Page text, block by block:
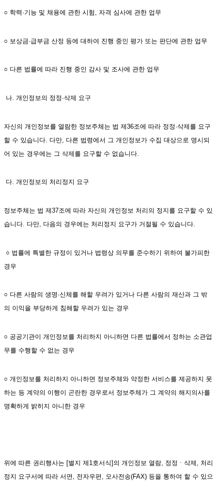
○ 학력·기능 및 채용에 관한 시험, 자격 심사에 관한 업무
○ 보상금·급부금 산정 등에 대하여 진행 중인 평가 또는 판단에 관한 업무
○ 다른 법률에 따라 진행 중인 감사 및 조사에 관한 업무
나. 개인정보의 정정·삭제 요구
자신의 개인정보를 열람한 정보주체는 법 제36조에 따라 정정·삭제를 요구
할 수 있습니다. 다만, 다른 법령에서 그 개인정보가 수집 대상으로 명시되
어 있는 경우에는 그 삭제를 요구할 수 없습니다.
다. 개인정보의 처리정지 요구
정보주체는 법 제37조에 따라 자신의 개인정보 처리의 정지를 요구할 수 있
습니다. 다만, 다음의 경우에는 처리정지 요구가 거절될 수 있습니다.
○ 법률에 특별한 규정이 있거나 법령상 의무를 준수하기 위하여 불가피한
경우
○ 다른 사람의 생명·신체를 해할 우려가 있거나 다른 사람의 재산과 그 밖
의 이익을 부당하게 침해할 우려가 있는 경우
○ 공공기관이 개인정보를 처리하지 아니하면 다른 법률에서 정하는 소관업
무를 수행할 수 없는 경우
○ 개인정보를 처리하지 아니하면 정보주체와 약정한 서비스를 제공하지 못
하는 등 계약의 이행이 곤란한 경우로서 정보주체가 그 계약의 해지의사를
명확하게 밝히지 아니한 경우
위에 따른 권리행사는 [별지 제1호서식]의 개인정보 열람, 정정ㆍ삭제, 처리
정지 요구서에 따라 서면, 전자우편, 모사전송(FAX) 등을 통하여 할 수 있으